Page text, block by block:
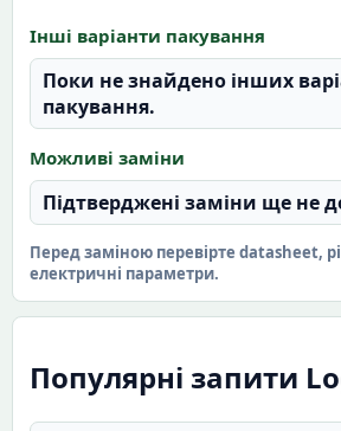
Інші варіанти пакування
Поки не знайдено інших
пакування.
Можливі заміни
Підтверджені заміни ще не
Перед заміною перевірте datasheet,
електричні параметри.
Популярні запити